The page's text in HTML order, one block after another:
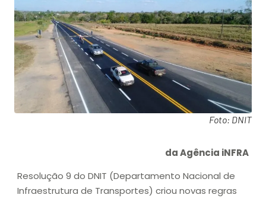
Foto: DNIT
da Agência iNFRA
Resolução 9 do DNIT (Departamento Nacional de
Infraestrutura de Transportes) criou novas regras